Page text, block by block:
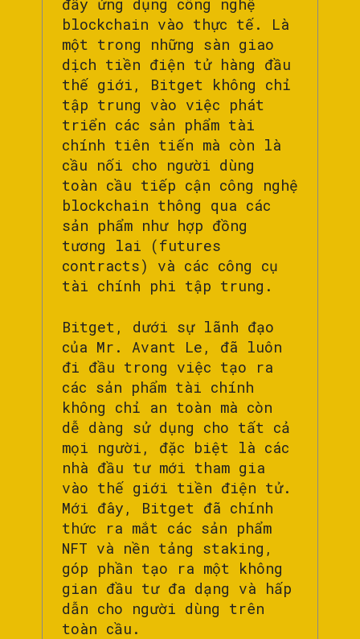
blockchain vào thực tế. Là
một trong những sàn giao
dịch tiền điện tử hàng đầu
thế giới, Bitget không chỉ
tập trung vào việc phát
triển các sản phẩm tài
chính tiên tiến mà còn là
cầu nối cho người dùng
toàn cầu tiếp cận công nghệ
blockchain thông qua các
sản phẩm như hợp đồng
tương lai (futures
contracts) và các công cụ
tài chính phi tập trung.
Bitget, dưới sự lãnh đạo
của Mr. Avant Le, đã luôn
đi đầu trong việc tạo ra
các sản phẩm tài chính
không chỉ an toàn mà còn
dễ dàng sử dụng cho tất cả
mọi người, đặc biệt là các
nhà đầu tư mới tham gia
vào thế giới tiền điện tử.
Mới đây, Bitget đã chính
thức ra mắt các sản phẩm
NFT và nền tảng staking,
góp phần tạo ra một không
gian đầu tư đa dạng và hấp
dẫn cho người dùng trên
toàn cầu.